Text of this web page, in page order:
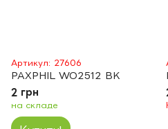
Артикул: 27606
PAXPHIL WO2512 BK
2 грн
на складе